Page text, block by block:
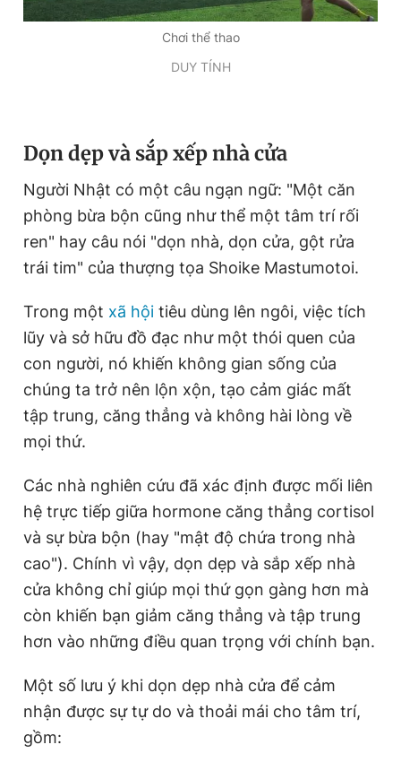
Chơi thể thao
DUY TÍNH
Dọn dẹp và sắp xếp nhà cửa
Người Nhật có một câu ngạn ngữ: "Một căn
phòng bừa bộn cũng như thể một tâm trí rối
ren" hay câu nói "dọn nhà, dọn cửa, gột rửa
trái tim" của thượng tọa Shoike Mastumotoi.
Trong một xã hội tiêu dùng lên ngôi, việc tích
lũy và sở hữu đồ đạc như một thói quen của
con người, nó khiến không gian sống của
chúng ta trở nên lộn xộn, tạo cảm giác mất
tập trung, căng thẳng và không hài lòng về
mọi thứ.
Các nhà nghiên cứu đã xác định được mối liên
hệ trực tiếp giữa hormone căng thẳng cortisol
và sự bừa bộn (hay "mật độ chứa trong nhà
cao"). Chính vì vậy, dọn dẹp và sắp xếp nhà
cửa không chỉ giúp mọi thứ gọn gàng hơn mà
còn khiến bạn giảm căng thẳng và tập trung
hơn vào những điều quan trọng với chính bạn.
Một số lưu ý khi dọn dẹp nhà cửa để cảm
nhận được sự tự do và thoải mái cho tâm trí,
gồm: